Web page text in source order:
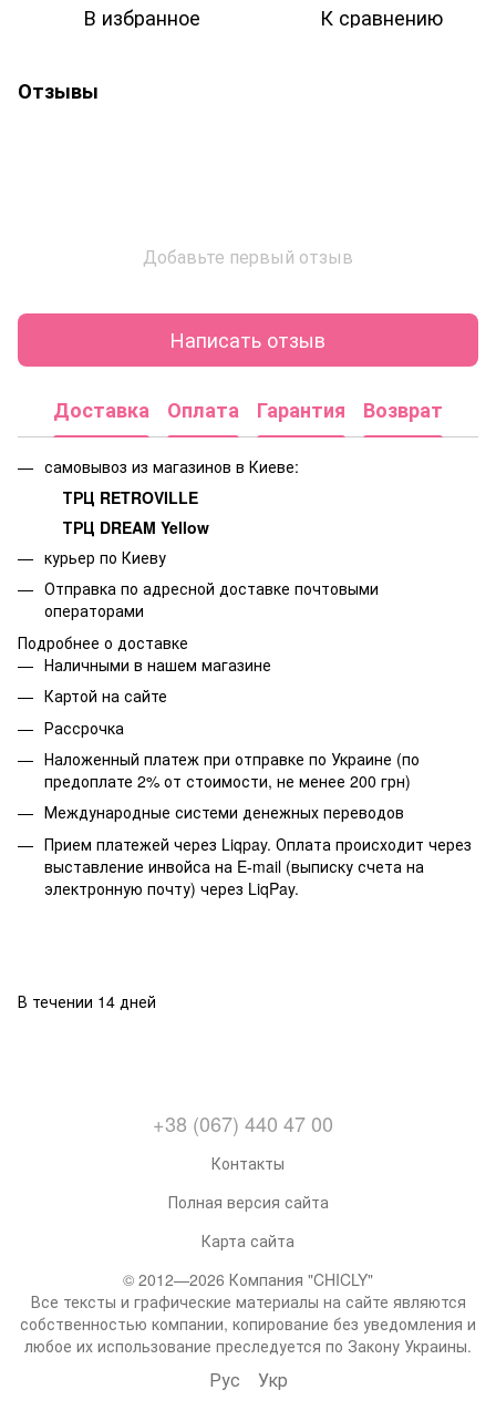
В избранное К сравнению
Отзывы
Добавьте первый отзыв
Написать отзыв
Доставка Оплата Гарантия Возврат
самовывоз из магазинов в Киеве:
ТРЦ RETROVILLE
ТРЦ DREAM Yellow
курьер по Киеву
Отправка по адресной доставке почтовыми
операторами
Подробнее о доставке
Наличными в нашем магазине
Картой на сайте
Рассрочка
Наложенный платеж при отправке по Украине (по
предоплате 2% от стоимости, не менее 200 грн)
Международные системи денежных переводов
Прием платежей через Liqpay. Оплата происходит через
выставление инвойса на E-mail (выписку счета на
электронную почту) через LiqPay.
В течении 14 дней
+38 (067) 440 47 00
Контакты
Полная версия сайта
Карта сайта
© 2012—2026 Компания "CHICLY"
Все тексты и графические материалы на сайте являются
собственностью компании, копирование без уведомления и
любое их использование преследуется по Закону Украины.
Рус Укр